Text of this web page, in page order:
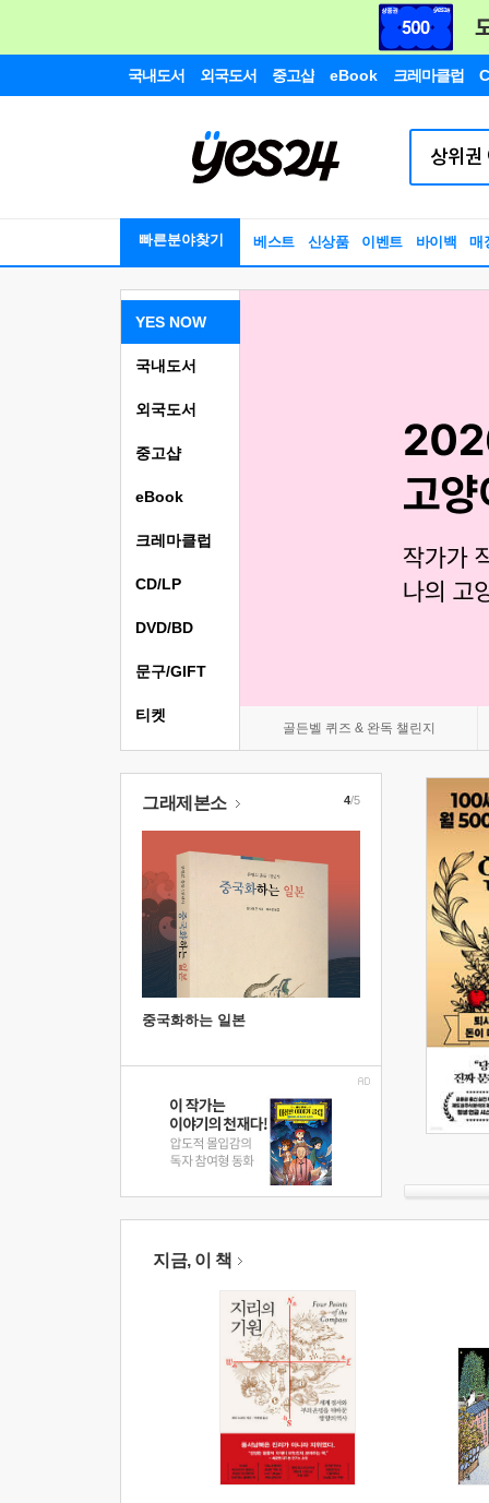
국내도서 외국도서 중고샵 eBook 크레마클럽
빠른분야찾기 베스트 신상품 이벤트 바이백 매
YES NOW
골든벨 퀴즈 & 완독 챌린지
국내도서
외국도서
중고샵
eBook
크레마클럽
CD/LP
DVD/BD
문구/GIFT
티켓
그래제본소
중국화하는 일본
4/5
지금, 이 책